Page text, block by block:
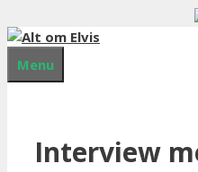
til
Menu
Interview